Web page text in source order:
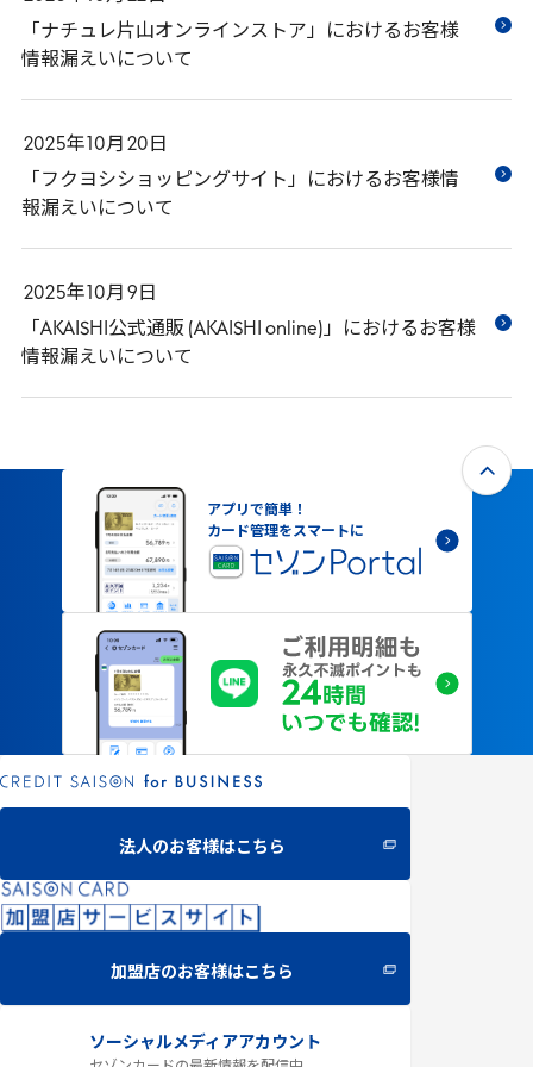
「ナチュレ片山オンラインストア」におけるお客様
情報漏えいについて
2025年 10月 20 日
「フクヨシショッピングサイト」におけるお客様情
報漏えいについて
2025年 10月 9 日
「AKAISHI公式通販 (AKAISHI online)」におけるお客様
情報漏えいについて
アプリで簡単！
カード管理をスマートに
法人のお客様はこちら
加盟店のお客様はこちら
ソーシャルメディアアカウント